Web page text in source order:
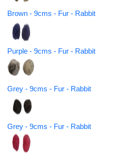
Brown - 9cms - Fur - Rabbit
Purple - 9cms - Fur - Rabbit
Grey - 9cms - Fur - Rabbit
Grey - 9cms - Fur - Rabbit